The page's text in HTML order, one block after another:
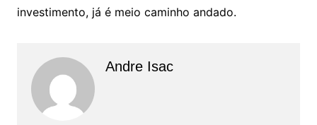
investimento, já é meio caminho andado.
Andre Isac